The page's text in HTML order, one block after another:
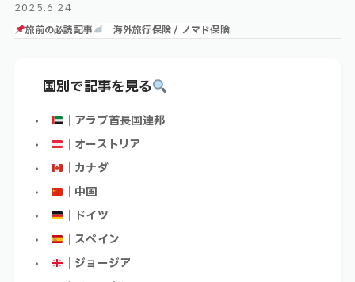
2025.6.24
旅前の必読記事
｜海外旅行保険 / ノマド保険
国別で記事を見る
｜アラブ首長国連邦
｜オーストリア
｜カナダ
｜中国
｜ドイツ
｜スペイン
｜ジョージア